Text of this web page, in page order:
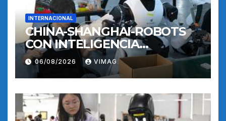
INTERNACIONAL
CHINA-SHANGHAI-ROBOTS
CON INTELIGENCIA
INCORPORADA-
ENTRENAMIENTO
06/08/2026 VIMAG